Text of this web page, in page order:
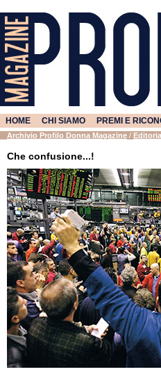
HOME CHI SIAMO PREMI E
Archivio Profilo Donna Magazine /
Che confusione...!